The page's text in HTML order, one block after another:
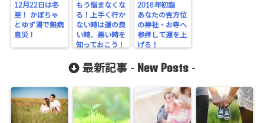
12月22日は冬
至！ かぼちゃ
とゆず湯で無病
息災！
もう悩まなくな
る！上手く行か
ない時は運の良
い時、悪い時を
知っておこう！
2018年初詣
あなたの吉方位
の神社・お寺へ
参拝して運を上
げる！
最新記事 - New Posts -